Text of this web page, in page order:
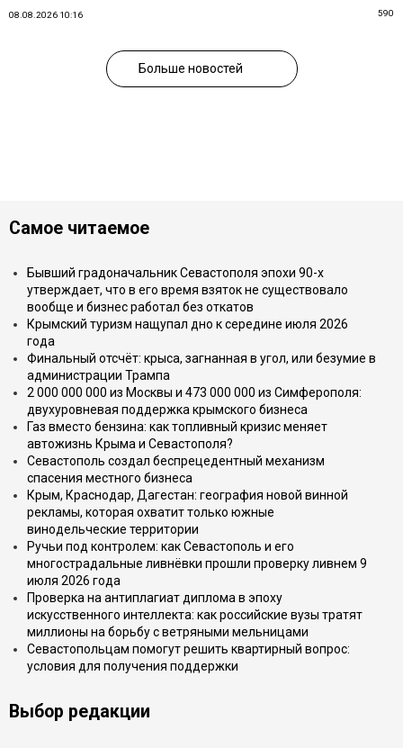
08.08.2026 10:16 590
Больше новостей
Самое читаемое
Бывший градоначальник Севастополя эпохи 90-х
утверждает, что в его время взяток не существовало
вообще и бизнес работал без откатов
Крымский туризм нащупал дно к середине июля 2026
года
Финальный отсчёт: крыса, загнанная в угол, или безумие в
администрации Трампа
2 000 000 000 из Москвы и 473 000 000 из Симферополя:
двухуровневая поддержка крымского бизнеса
Газ вместо бензина: как топливный кризис меняет
автожизнь Крыма и Севастополя?
Севастополь создал беспрецедентный механизм
спасения местного бизнеса
Крым, Краснодар, Дагестан: география новой винной
рекламы, которая охватит только южные
винодельческие территории
Ручьи под контролем: как Севастополь и его
многострадальные ливнёвки прошли проверку ливнем 9
июля 2026 года
Проверка на антиплагиат диплома в эпоху
искусственного интеллекта: как российские вузы тратят
миллионы на борьбу с ветряными мельницами
Севастопольцам помогут решить квартирный вопрос:
условия для получения поддержки
Выбор редакции